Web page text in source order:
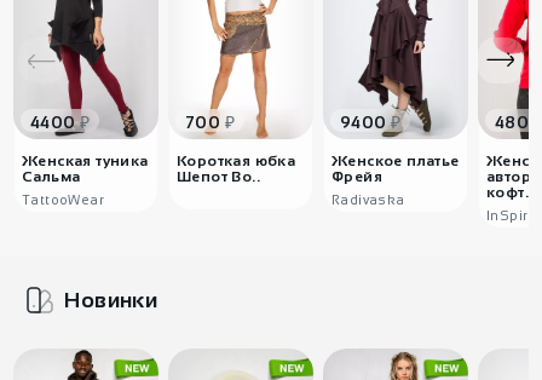
4400₽
Женская туника
Сальма
TattooWear
700 ₽
Короткая юбка
Шепот Во..
9400₽
Женское платье
Фрейя
Radivaska
4800
кофт..
InSpiral
Новинки